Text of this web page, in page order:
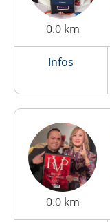
0.0 km
Infos
0.0 km